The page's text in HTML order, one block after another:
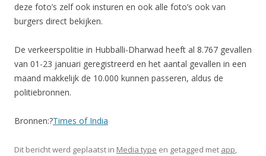
deze foto’s zelf ook insturen en ook alle foto’s ook van
burgers direct bekijken.
De verkeerspolitie in Hubballi-Dharwad heeft al 8.767 gevallen
van 01-23 januari geregistreerd en het aantal gevallen in een
maand makkelijk de 10.000 kunnen passeren, aldus de
politiebronnen.
Bronnen:?Times of India
Dit bericht werd geplaatst in Media type en getagged met app,